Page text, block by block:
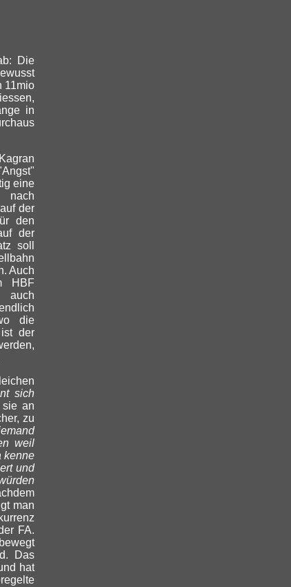
Die
11mio
in
eine
nach
der
den
der
soll
Auch
HBF
die
ist der
sich
sie an
zu
weil
kenne
und
man
FA.
Das
hat